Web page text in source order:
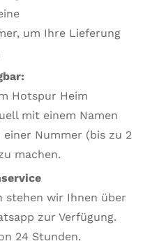
um Ihre Lieferung
Hotspur Heim
mit einem Namen
einer Nummer (bis zu 2
machen.
stehen wir Ihnen über
zur Verfügung.
24 Stunden.